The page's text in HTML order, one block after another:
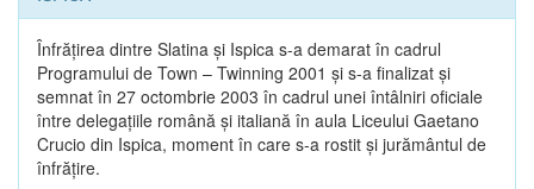
Înfrăţirea dintre Slatina şi Ispica s-a demarat în cadrul
Programului de Town – Twinning 2001 şi s-a finalizat şi
semnat în 27 octombrie 2003 în cadrul unei întâlniri oficiale
între delegaţiile română şi italiană în aula Liceului Gaetano
Crucio din Ispica, moment în care s-a rostit şi jurământul de
înfrăţire.